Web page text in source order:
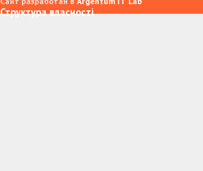
Структура власності